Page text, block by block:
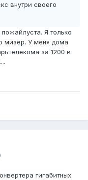
внутри своего
Я только
мизер. У меня дома
за 1200 в
гигабитных